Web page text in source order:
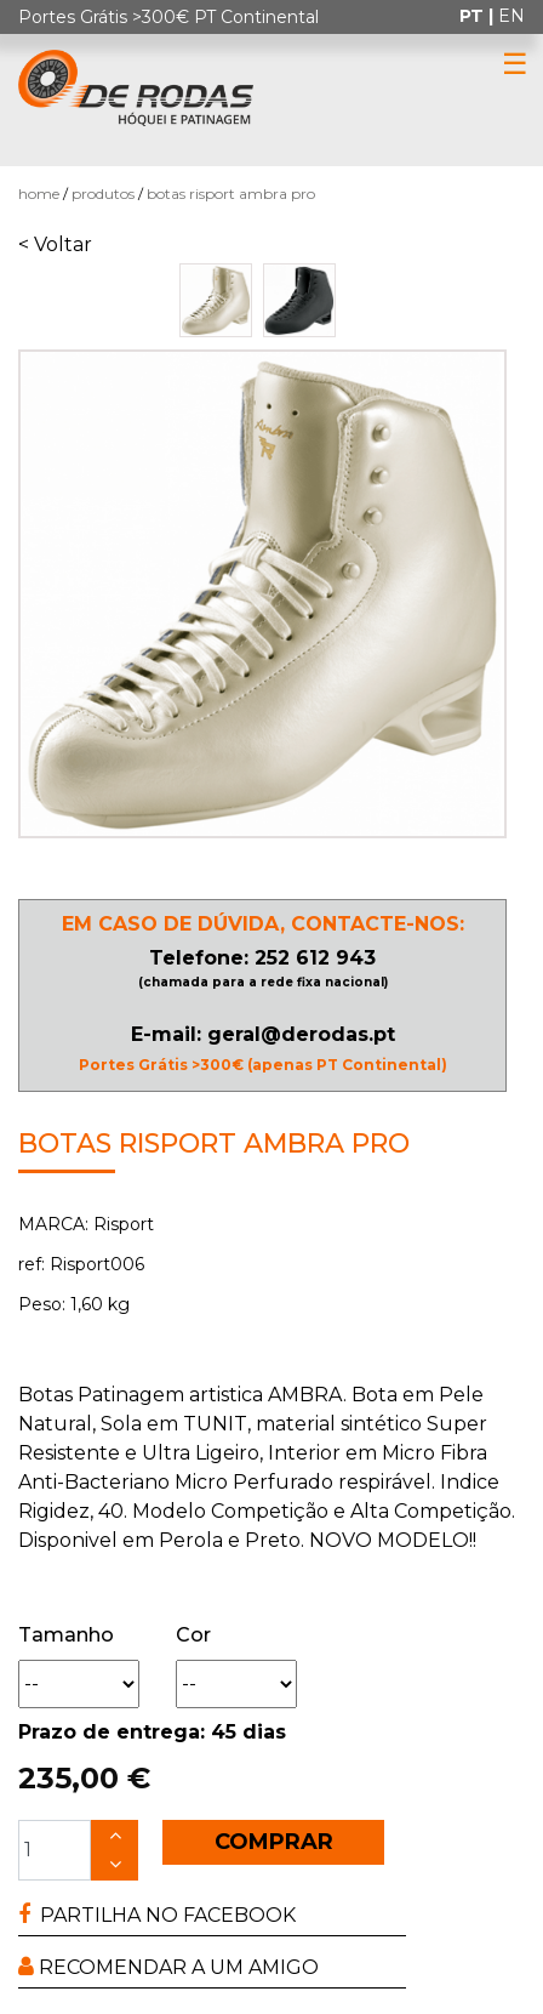
Portes Grátis >300€ PT Continental
PROMOÇÕES
LINHA
ROLLER
☰
PT | EN
home produtos botas risport ambra pro
< Voltar
EM CASO DE DÚVIDA, CONTACTE-NOS:
Telefone: 252 612 943
(chamada para a rede fixa nacional)
E-mail: geral@derodas.pt
Portes Grátis >300€ (apenas PT Continental)
BOTAS RISPORT AMBRA PRO
MARCA: Risport
ref: Risport006
Peso: 1,60 kg
Botas Patinagem artistica AMBRA. Bota em Pele
Natural, Sola em TUNIT, material sintético Super
Resistente e Ultra Ligeiro, Interior em Micro Fibra
Anti-Bacteriano Micro Perfurado respirável. Indice
Rigidez, 40. Modelo Competição e Alta Competição.
Disponivel em Perola e Preto. NOVO MODELO!!
Tamanho Cor
Prazo de entrega: 45 dias
235,00 €
COMPRAR
PARTILHA NO FACEBOOK
RECOMENDAR A UM AMIGO